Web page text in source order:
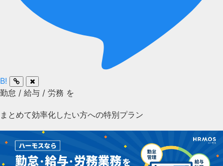
B!
勤怠 / 給与 / 労務 を
まとめて効率化したい方への特別プラン